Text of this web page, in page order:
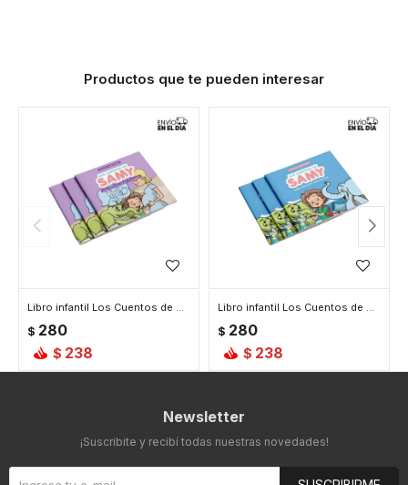
Productos que te pueden interesar
Libro infantil Los Cuentos de Samy Una misión para Alegría
$ 280
$ 238
Libro infantil Los Cuentos de Samy Una misión colorida
$ 280
$ 238
Newsletter
¡Suscribite y recibí todas nuestras novedades!